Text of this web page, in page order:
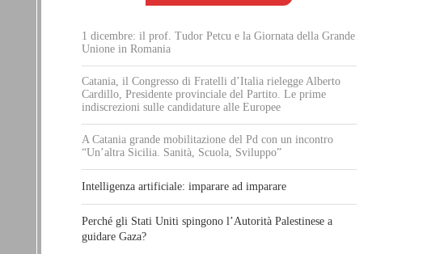
1 dicembre: il prof. Tudor Petcu e la Giornata della Grande
Unione in Romania
Catania, il Congresso di Fratelli d’Italia rielegge Alberto
Cardillo, Presidente provinciale del Partito. Le prime
indiscrezioni sulle candidature alle Europee
A Catania grande mobilitazione del Pd con un incontro
“Un’altra Sicilia. Sanità, Scuola, Sviluppo”
Intelligenza artificiale: imparare ad imparare
Perché gli Stati Uniti spingono l’Autorità Palestinese a
guidare Gaza?